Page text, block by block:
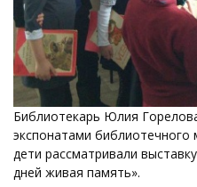
Библиотекарь Юлия
экспонатами
дети рассматривали
дней живая память».